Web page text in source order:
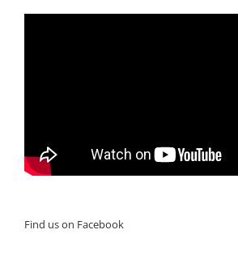
Find us on Facebook